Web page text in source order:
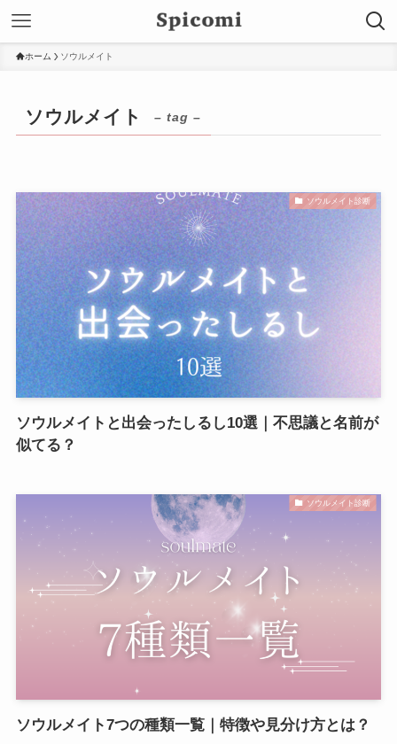
ホーム ソウルメイト
ソウルメイト – tag –
ソウルメイト診断
ソウルメイトと出会ったしるし10選｜不思議と名前が
似てる？
ソウルメイト診断
ソウルメイト7つの種類一覧｜特徴や見分け方とは？